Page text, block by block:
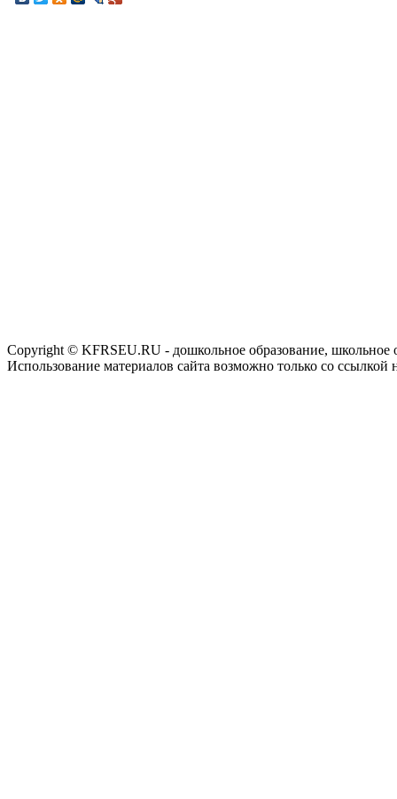
Copyright © KFRSEU.RU - дошкольное образование, школьное
Использование материалов сайта возможно только со ссылкой